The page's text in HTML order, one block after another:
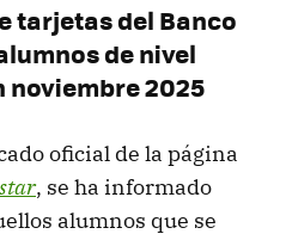
tarjetas del Banco
de nivel
noviembre 2025
oficial de la página
, se ha informado
alumnos que se